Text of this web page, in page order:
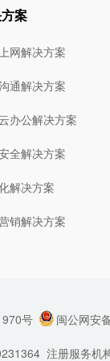
案
网解决方案
通解决方案
办公解决方案
全解决方案
解决方案
销解决方案
号 闽公网安
注册服务机